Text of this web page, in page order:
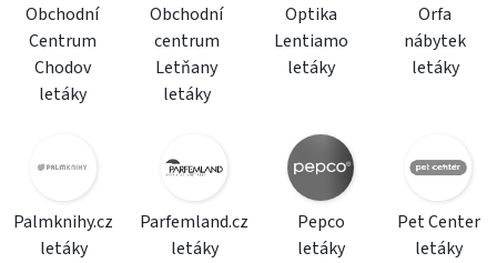
Obchodní
Centrum
Chodov
letáky
Obchodní
centrum
Letňany
letáky
Optika
Lentiamo
letáky
Orfa
nábytek
letáky
Palmknihy.cz
letáky
Parfemland.cz
letáky
Pepco
letáky
Pet Center
letáky